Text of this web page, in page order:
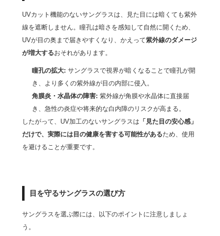
UVカット機能のないサングラスは、見た目には暗くても紫外
線を遮断しません。瞳孔は暗さを感知して自然に開くため、
UVが目の奥まで届きやすくなり、かえって紫外線のダメージ
が増大するおそれがあります。
瞳孔の拡大: サングラスで視界が暗くなることで瞳孔が開
き、より多くの紫外線が目の内部に侵入。
角膜炎・水晶体の障害: 紫外線が角膜や水晶体に直接届
き、急性の炎症や将来的な白内障のリスクが高まる。
したがって、UV加工のないサングラスは 「見た目の安心感」
だけで、実際には目の健康を害する可能性があるため、使用
を避けることが重要です。
目を守るサングラスの選び方
サングラスを選ぶ際には、以下のポイントに注意しましょ
う。